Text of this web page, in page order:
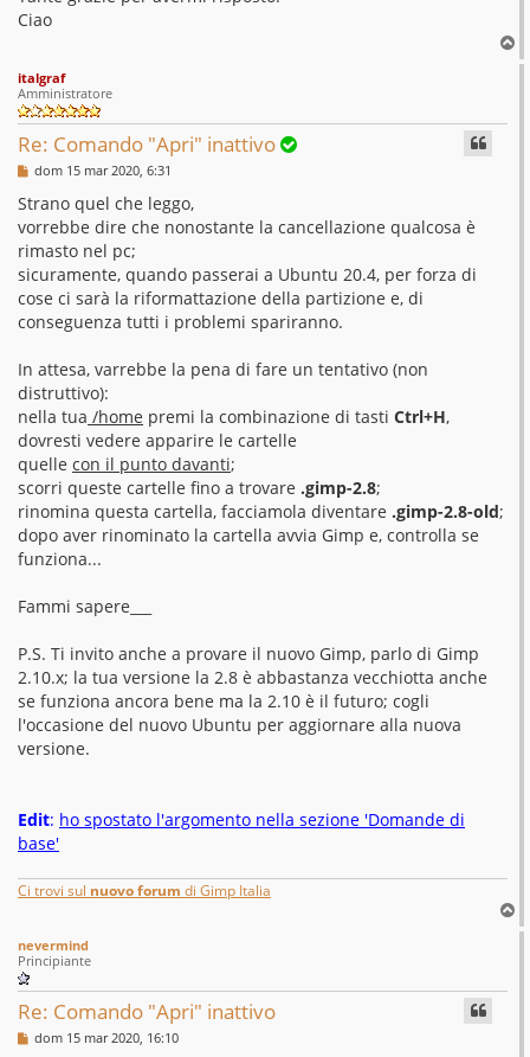
Ciao
o
italgraf
Amministratore
Re: Comando "Apri" inattivo
M
s
s
a
g
g
i
o
dom 15 mar 2020, 6:31
Strano quel che leggo,
vorrebbe dire che nonostante la cancellazione qualcosa è
rimasto nel pc;
sicuramente, quando passerai a Ubuntu 20.4, per forza di
cose ci sarà la riformattazione della partizione e, di
conseguenza tutti i problemi spariranno.
In attesa, varrebbe la pena di fare un tentativo (non
distruttivo):
nella tua /home premi la combinazione di tasti Ctrl+H,
dovresti vedere apparire le cartelle
quelle con il punto davanti;
scorri queste cartelle fino a trovare .gimp-2.8;
rinomina questa cartella, facciamola diventare .gimp-2.8-old;
dopo aver rinominato la cartella avvia Gimp e, controlla se
funziona...
Fammi sapere___
P.S. Ti invito anche a provare il nuovo Gimp, parlo di Gimp
2.10.x; la tua versione la 2.8 è abbastanza vecchiotta anche
se funziona ancora bene ma la 2.10 è il futuro; cogli
l'occasione del nuovo Ubuntu per aggiornare alla nuova
versione.
Edit: ho spostato l'argomento nella sezione 'Domande di
base'
Ci trovi sul nuovo forum di Gimp Italia
o
nevermind
Principiante
Re: Comando "Apri" inattivo
M
dom 15 mar 2020, 16:10